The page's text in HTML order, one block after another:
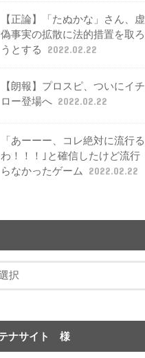
【正論】「たぬかな」さん、虚
偽事実の拡散に法的措置を取ろ
うとする
2022.02.22
【朗報】プロスピ、ついにイチ
ロー登場へ 2022.02.22
「あーーー、コレ絶対に流行る
わ！！！｣と確信したけど流行
らなかったゲーム
2022.02.22
ナサイト 様